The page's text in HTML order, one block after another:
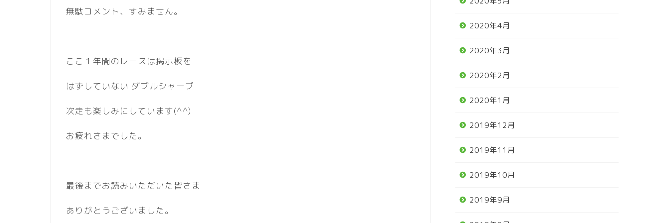
無駄コメント、すみません。
ここ１年間のレースは掲示板を
はずしていない ダブルシャープ
次走も楽しみにしています(^^)
お疲れさまでした。
最後までお読みいただいた皆さま
ありがとうございました。
2020年4月
2020年3月
2020年2月
2020年1月
2019年12月
2019年11月
2019年10月
2019年9月